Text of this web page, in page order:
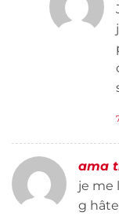
ama
je me
g hâte